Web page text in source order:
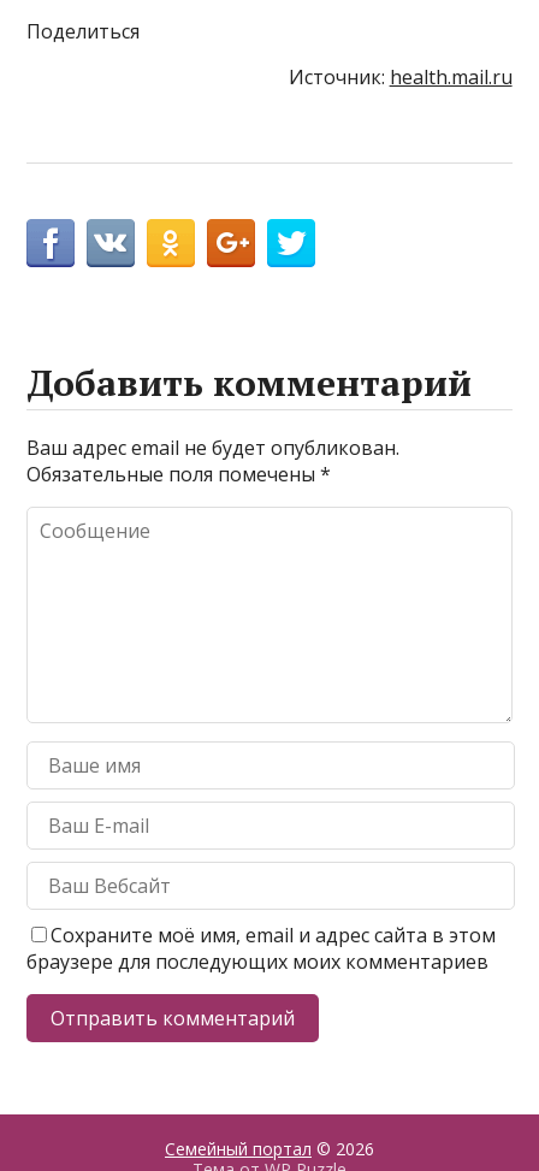
Поделиться
Источник: health.mail.ru
Добавить комментарий
Ваш адрес email не будет опубликован.
Обязательные поля помечены*
Сохраните моё имя, email и адрес сайта в этом
браузере для последующих моих комментариев
Семейный портал © 2026